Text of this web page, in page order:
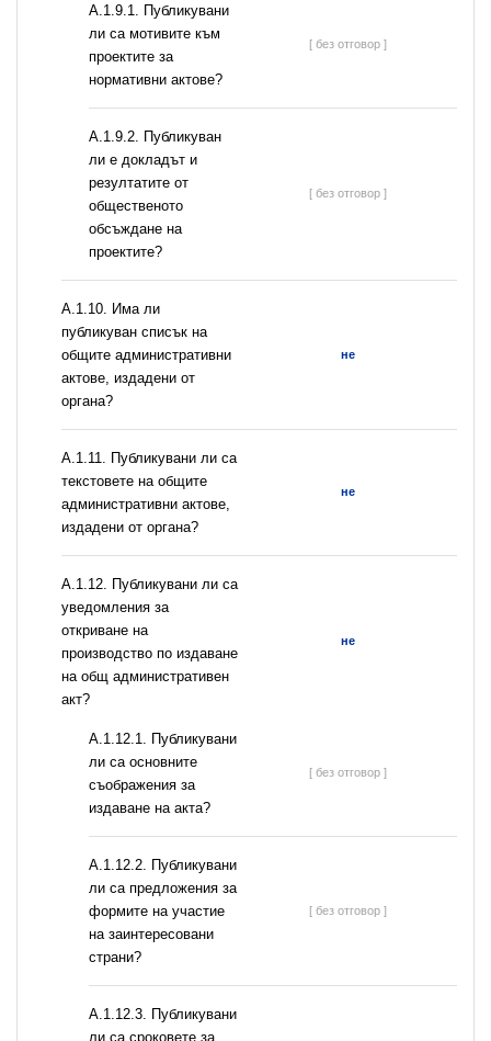
А.1.9.1. Публикувани
ли са мотивите към
проектите за
нормативни актове?
[ без отговор ]
А.1.9.2. Публикуван
ли е докладът и
резултатите от
общественото
обсъждане на
проектите?
[ без отговор ]
А.1.10. Има ли
публикуван списък на
общите административни
актове, издадени от
органа?
не
А.1.11. Публикувани ли са
текстовете на общите
административни актове,
издадени от органа?
не
А.1.12. Публикувани ли са
уведомления за
откриване на
производство по издаване
на общ административен
акт?
не
А.1.12.1. Публикувани
ли са основните
съображения за
издаване на акта?
[ без отговор ]
А.1.12.2. Публикувани
ли са предложения за
формите на участие
на заинтересовани
страни?
[ без отговор ]
А.1.12.3. Публикувани
ли са сроковете за